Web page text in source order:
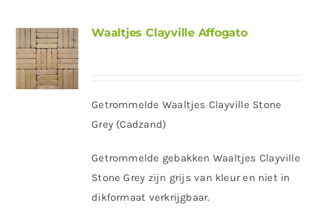
Waaltjes Clayville Affogato
Getrommelde Waaltjes Clayville Stone
Grey (Cadzand)
Getrommelde gebakken Waaltjes Clayville
Stone Grey zijn grijs van kleur en niet in
dikformaat verkrijgbaar.